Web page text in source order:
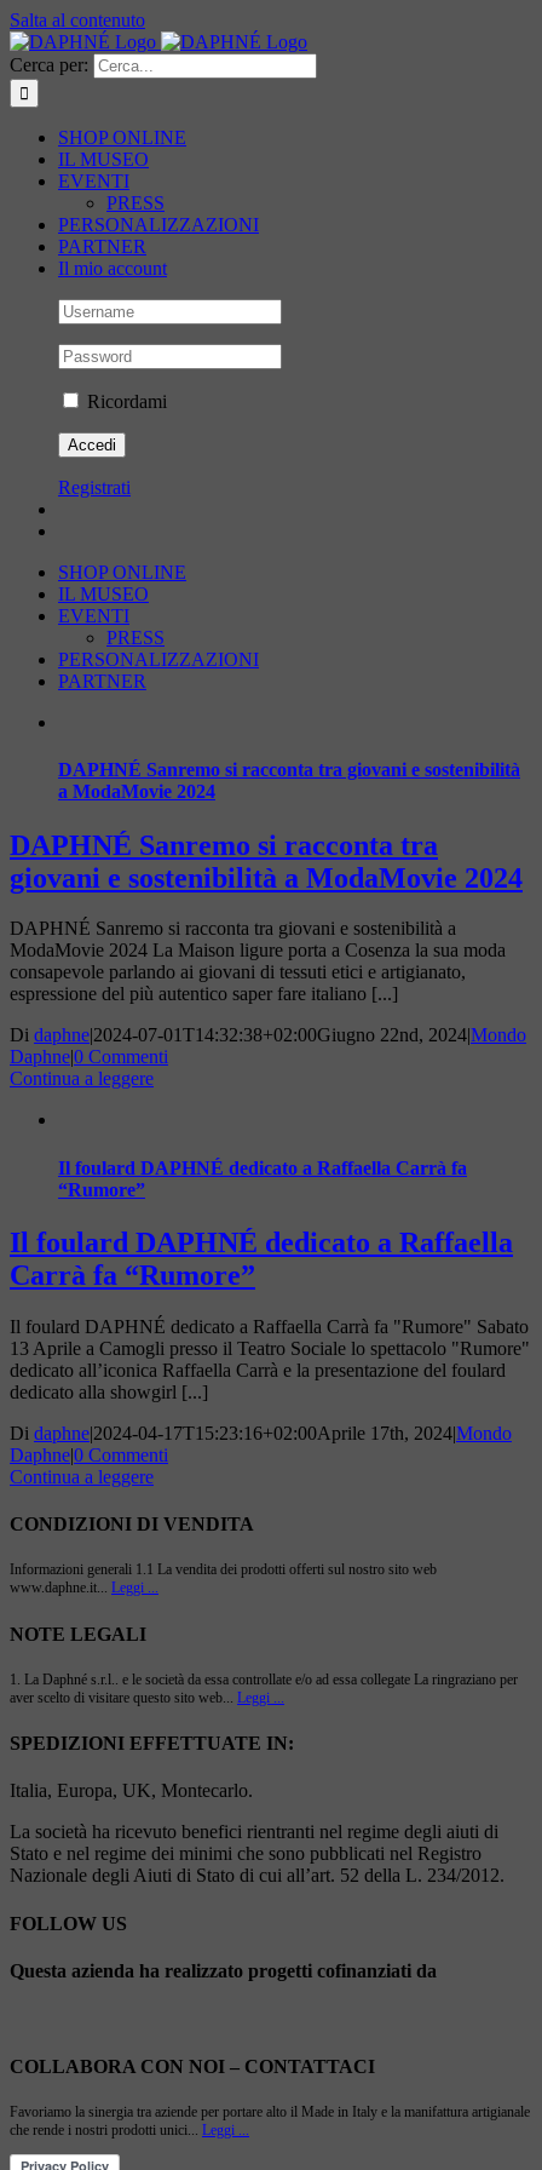
Salta al contenuto
Cerca per:
SHOP ONLINE
IL MUSEO
EVENTI
PRESS
PERSONALIZZAZIONI
PARTNER
Il mio account
Ricordami
Registrati
SHOP ONLINE
IL MUSEO
EVENTI
PRESS
PERSONALIZZAZIONI
PARTNER
DAPHNÉ Sanremo si racconta tra giovani e sostenibilità
a ModaMovie 2024
DAPHNÉ Sanremo si racconta tra
giovani e sostenibilità a ModaMovie 2024
DAPHNÉ Sanremo si racconta tra giovani e sostenibilità a
ModaMovie 2024 La Maison ligure porta a Cosenza la sua moda
consapevole parlando ai giovani di tessuti etici e artigianato,
espressione del più autentico saper fare italiano [...]
Di daphne|2024-07-01T14:32:38+02:00Giugno 22nd, 2024|Mondo
Daphne|0 Commenti
Continua a leggere
Il foulard DAPHNÉ dedicato a Raffaella Carrà fa
“Rumore”
Il foulard DAPHNÉ dedicato a Raffaella
Carrà fa “Rumore”
Il foulard DAPHNÉ dedicato a Raffaella Carrà fa "Rumore" Sabato
13 Aprile a Camogli presso il Teatro Sociale lo spettacolo "Rumore"
dedicato all’iconica Raffaella Carrà e la presentazione del foulard
dedicato alla showgirl [...]
Di daphne|2024-04-17T15:23:16+02:00Aprile 17th, 2024|Mondo
Daphne|0 Commenti
Continua a leggere
CONDIZIONI DI VENDITA
Informazioni generali 1.1 La vendita dei prodotti offerti sul nostro sito web
www.daphne.it... Leggi ...
NOTE LEGALI
1. La Daphné s.r.l.. e le società da essa controllate e/o ad essa collegate La ringraziano per
aver scelto di visitare questo sito web... Leggi ...
SPEDIZIONI EFFETTUATE IN:
Italia, Europa, UK, Montecarlo.
La società ha ricevuto benefici rientranti nel regime degli aiuti di
Stato e nel regime dei minimi che sono pubblicati nel Registro
Nazionale degli Aiuti di Stato di cui all’art. 52 della L. 234/2012.
FOLLOW US
Questa azienda ha realizzato progetti cofinanziati da
COLLABORA CON NOI – CONTATTACI
Favoriamo la sinergia tra aziende per portare alto il Made in Italy e la manifattura artigianale
che rende i nostri prodotti unici... Leggi ...